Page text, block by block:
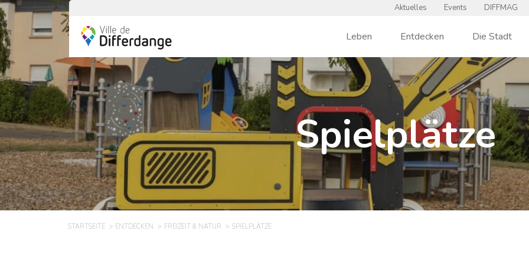
Aktuelles Events DIFFMAG
Leben Entdecken Die Stadt
Spielplätze
STARTSEITE ENTDECKEN FREIZEIT & NATUR SPIELPLÄTZE